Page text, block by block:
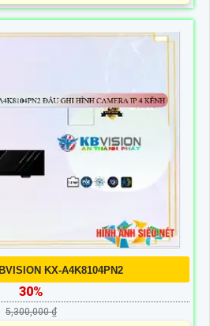
KX-A4K8104PN2
30%
5,300,000 ₫